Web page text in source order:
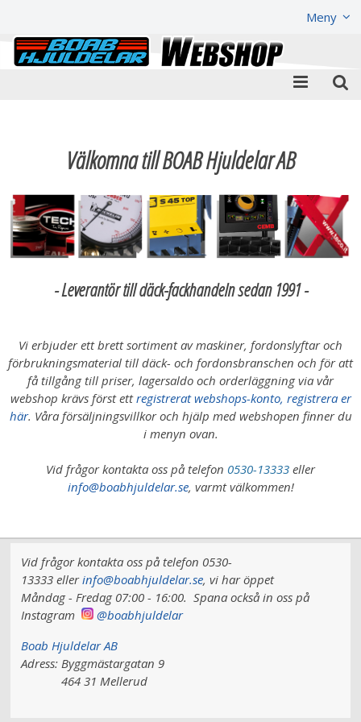
Meny
Välkomna till BOAB Hjuldelar AB
- Leverantör till däck-fackhandeln sedan 1991 -
Vi erbjuder ett brett sortiment av maskiner, fordonslyftar och
förbrukningsmaterial till däck- och fordonsbranschen och för att
få tillgång till priser, lagersaldo och orderläggning via vår
webshop krävs först ettregistrerat webshops-konto, registrera er
här. Våra försäljningsvillkor och hjälp med webshopen finner du
i menyn ovan.
Vid frågor kontakta oss på telefon 0530-13333 eller
info@boabhjuldelar.se, varmt välkommen!
Vid frågor kontakta oss på telefon 0530-
13333 ellerinfo@boabhjuldelar.se, vi haröppet
Måndag - Fredag 07:00 - 16:00. Spana också in oss på
Instagram
@boabhjuldelar
Boab Hjuldelar AB
Adress: Byggmästargatan 9
464 31 Mellerud